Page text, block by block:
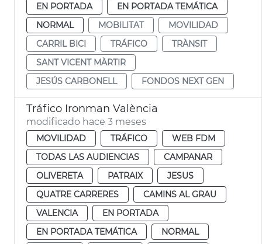
EN PORTADA
EN PORTADA TEMÁTICA
NORMAL
MOBILITAT
MOVILIDAD
CARRIL BICI
TRÁFICO
TRÀNSIT
SANT VICENT MÀRTIR
JESÚS CARBONELL
FONDOS NEXT GEN
Tráfico Ironman València
modificado hace 3 meses
MOVILIDAD TRÁFICO
WEB FDM
TODAS LAS AUDIENCIAS
CAMPANAR
OLIVERETA
PATRAIX
JESUS
QUATRE CARRERES
CAMINS AL GRAU
VALENCIA
EN PORTADA
EN PORTADA TEMÁTICA
NORMAL